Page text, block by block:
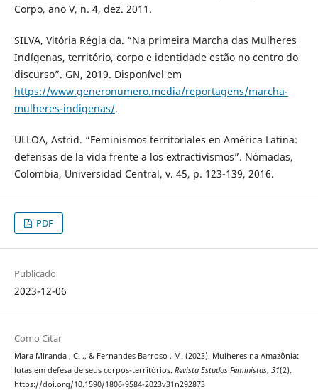
Corpo, ano V, n. 4, dez. 2011.
SILVA, Vitória Régia da. “Na primeira Marcha das Mulheres
Indígenas, território, corpo e identidade estão no centro do
discurso”. GN, 2019. Disponível em
https://www.generonumero.media/reportagens/marcha-
mulheres-indigenas/.
ULLOA, Astrid. “Feminismos territoriales en América Latina:
defensas de la vida frente a los extractivismos”. Nómadas,
Colombia, Universidad Central, v. 45, p. 123-139, 2016.
PDF
Publicado
2023-12-06
Como Citar
Mara Miranda , C. ., & Fernandes Barroso , M. (2023). Mulheres na Amazônia:
lutas em defesa de seus corpos-territórios. Revista Estudos Feministas, 31(2).
https://doi.org/10.1590/1806-9584-2023v31n292873